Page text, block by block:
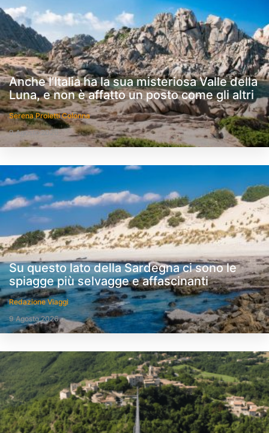
Anche l’Italia ha la sua misteriosa Valle della
Luna, e non è affatto un posto come gli altri
Serena Proietti Colonna
9 Agosto 2026
Su questo lato della Sardegna ci sono le
spiagge più selvagge e affascinanti
Redazione Viaggi
9 Agosto 2026